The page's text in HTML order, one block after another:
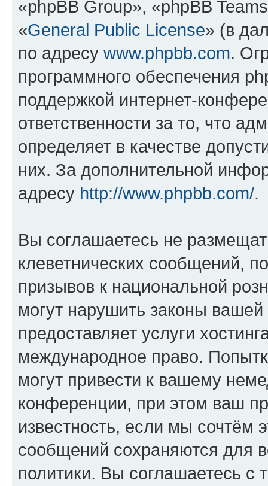
«phpBB Group», «phpBB
«General Public License» (в
по адресу www.phpbb.com.
программного обеспечения
поддержкой интернет-
ответственности за то, что
определяет в качестве
них. За дополнительной
адресу http://www.phpbb.com/.
Вы соглашаетесь не
клеветнических сообщений,
призывов к национальной
могут нарушить законы
предоставляет услуги
международное право.
могут привести к вашему
конференции, при этом ваш
известность, если мы сочтём
сообщений сохраняются для
политики. Вы соглашаетесь